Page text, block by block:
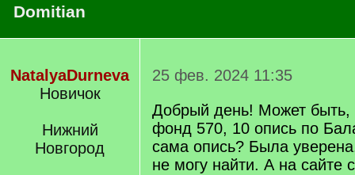
Domitian
NatalyaDurneva
Новичок
Нижний
Новгород
25 фев. 2024 11:35
Добрый день! Может быть,
фонд 570, 10 опись по
сама опись? Была
не могу найти. А на сайте